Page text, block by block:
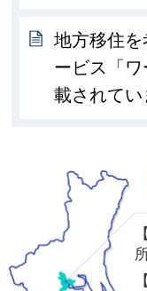
地方移住
ービス「
載されてい